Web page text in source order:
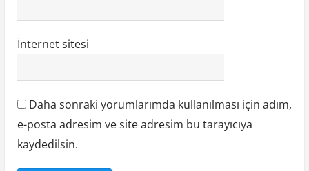
İnternet sitesi
Daha sonraki yorumlarımda kullanılması için adım,
e-posta adresim ve site adresim bu tarayıcıya
kaydedilsin.